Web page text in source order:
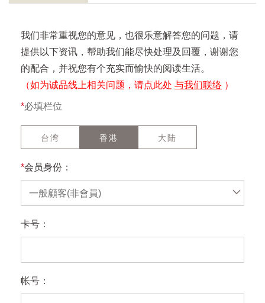
我们非常重视您的意见，也很乐意解答您的问题，请
提供以下资讯，帮助我们能尽快处理及回覆，谢谢您
的配合，并祝您有个充实而愉快的阅读生活。
（如为诚品线上相关问题，请点此处 与我们联络 ）
*必填栏位
台湾 香港 大陆
*会员身份：
一般顧客(非會員)
卡号：
帐号：